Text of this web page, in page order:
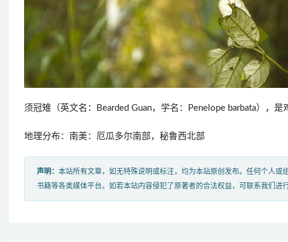
须冠雉（英文名：Bearded Guan，学名：Penelope barbata），是
地理分布：南美：厄瓜多尔南部，秘鲁西北部
声明： 本站所有文章，如无特殊说明或标注，均为本站原创发布。任何个人
书籍等各类媒体平台。如若本站内容侵犯了原著者的合法权益，可联系我们进行